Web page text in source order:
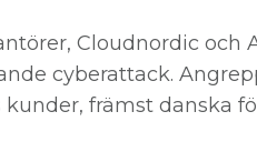
Cloudnordic och
cyberattack.
främst danska